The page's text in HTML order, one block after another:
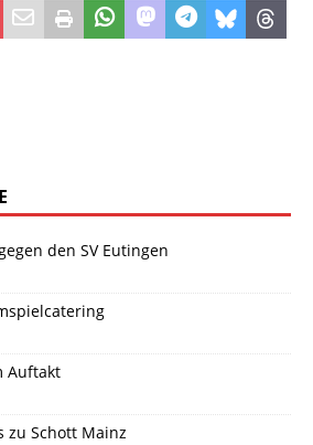
den SV Eutingen
Auftakt
zu Schott Mainz